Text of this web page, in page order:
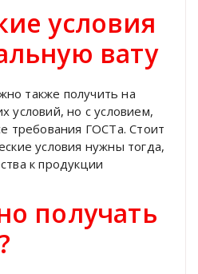
условия
вату
также получить на
условий, но с условием,
требования ГОСТа. Стоит
условия нужны тогда,
к продукции
получать